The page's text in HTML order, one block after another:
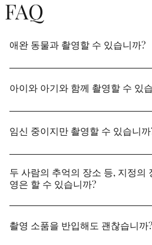
FAQ
애완 동물과 촬영할 수 있습니까?
예, 대표적인 개・고양이에 대해
다. 기타 가능한 한 고객의 요구에
의하십시오.
아이와 아기와 함께 촬영할 수 있
예, 이 기회에 멋진 가족 사진을 남
임신 중이지만 촬영할 수 있습니까
신부님의 컨디션과의 상담이 됩
다. 다만, 당김 소매에 대해서는
체에의 체결이 강하기 때문에, 임
두 사람의 추억의 장소 등, 지정의
영은 할 수 있습니까?
요망에 따른 로케이션지를 안내
해 주십시오.
촬영 소품을 반입해도 괜찮습니까?